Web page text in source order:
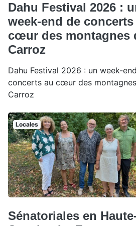
Dahu Festival 2026 :
week-end de concerts
cœur des montagnes
Carroz
Dahu Festival 2026 : un week-
concerts au cœur des
Carroz
Locales
Sénatoriales en